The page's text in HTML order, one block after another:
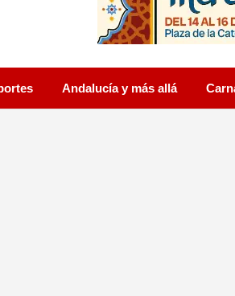
Andalucía y más allá